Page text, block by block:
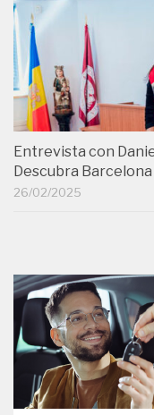
Entrevista con
Descubra Barcelona
26/02/2025